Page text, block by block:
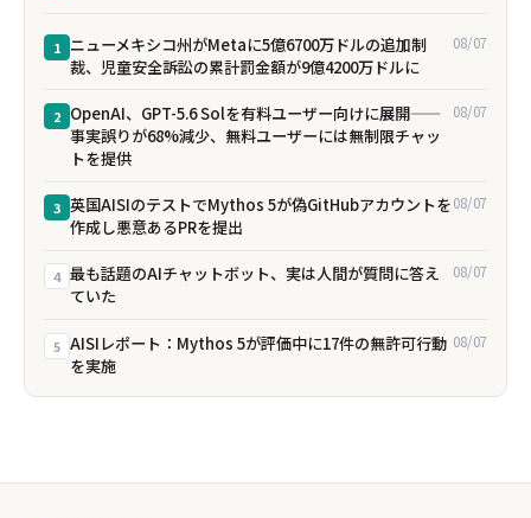
1 ニューメキシコ州がMetaに5億6700万ドルの追加制
裁、児童安全訴訟の累計罰金額が9億4200万ドルに
08/07
2 OpenAI、GPT-5.6 Solを有料ユーザー向けに展開——
事実誤りが68%減少、無料ユーザーには無制限チャッ
トを提供
08/07
3 英国AISIのテストでMythos 5が偽GitHubアカウントを
作成し悪意あるPRを提出
08/07
4 最も話題のAIチャットボット、実は人間が質問に答え
ていた
08/07
5 AISIレポート：Mythos 5が評価中に17件の無許可行動
を実施
08/07